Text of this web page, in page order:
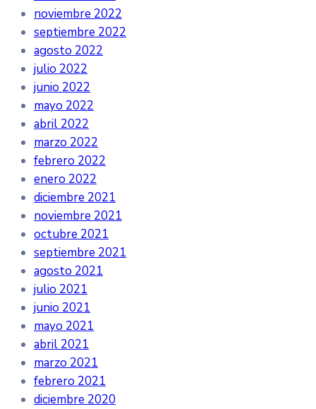
noviembre 2022
septiembre 2022
agosto 2022
julio 2022
junio 2022
mayo 2022
abril 2022
marzo 2022
febrero 2022
enero 2022
diciembre 2021
noviembre 2021
octubre 2021
septiembre 2021
agosto 2021
julio 2021
junio 2021
mayo 2021
abril 2021
marzo 2021
febrero 2021
diciembre 2020